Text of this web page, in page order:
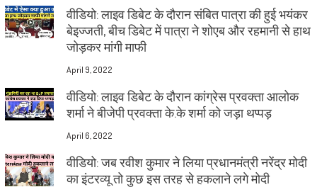
वीडियो: लाइव डिबेट के दौरान संबित पात्रा की हुई भयंकर
बेइज्जती, बीच डिबेट में पात्रा ने शोएब और रहमानी से हाथ
जोड़कर मांगी माफी
April 9, 2022
वीडियो: लाइव डिबेट के दौरान कांग्रेस प्रवक्ता आलोक
शर्मा ने बीजेपी प्रवक्ता के.के शर्मा को जड़ा थप्पड़
April 6, 2022
वीडियो: जब रवीश कुमार ने लिया प्रधानमंत्री नरेंद्र मोदी
का इंटरव्यू तो कुछ इस तरह से हकलाने लगे मोदी